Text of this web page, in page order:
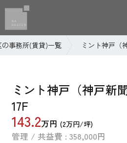
事務所(賃貸)一覧 ミント神戸（
ミント神戸（神戸新
17F
143.2万円 (2万円/坪)
管理 / 共益費 : 358,000円